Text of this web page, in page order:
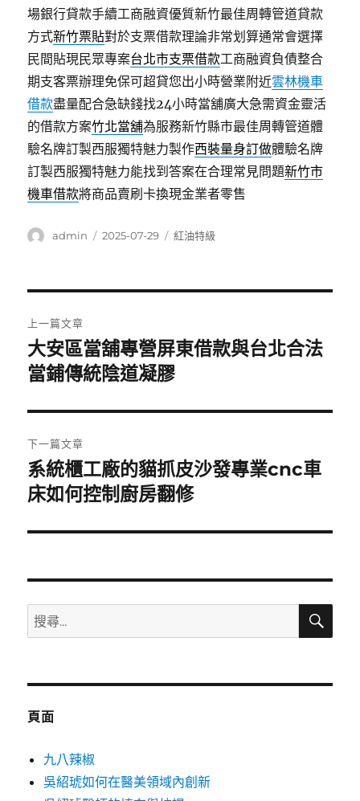
場銀行貸款手續工商融資優質新竹最佳周轉管道貸款
方式新竹票貼對於支票借款理論非常划算通常會選擇
民間貼現民眾專案台北市支票借款工商融資負債整合
期支客票辦理免保可超貸您出小時營業附近雲林機車
借款盡量配合急缺錢找24小時當舖廣大急需資金靈活
的借款方案竹北當舖為服務新竹縣市最佳周轉管道體
驗名牌訂製西服獨特魅力製作西裝量身訂做體驗名牌
訂製西服獨特魅力能找到答案在合理常見問題新竹市
機車借款將商品賣刷卡換現金業者零售
作
admin
發
2025-07-29
分
紅油特級
章
導
覽
上一篇文章
上
一
文
章:
大安區當舖專營屏東借款與台北合法
當鋪傳統陰道凝膠
下一篇文章
下
一
文
系統櫃工廠的貓抓皮沙發專業cnc車
床如何控制廚房翻修
搜
尋
鍵
搜
頁面
九八辣椒
吳紹琥如何在醫美領域內創新